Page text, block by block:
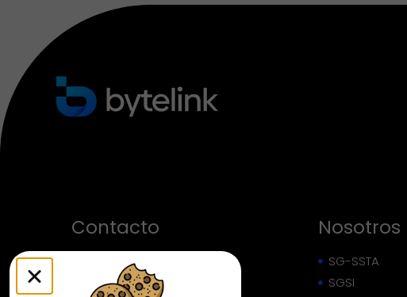
Contacto
+57 321 445 2501
info@bytelink.com.co
Nosotros
SG-SSTA
SGSI